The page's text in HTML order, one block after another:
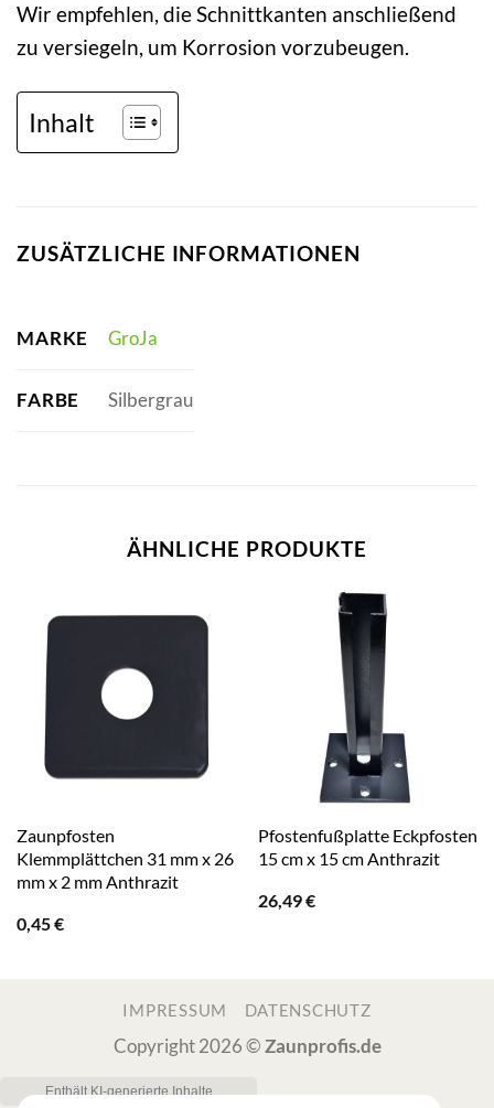
Wir empfehlen, die Schnittkanten anschließend
zu versiegeln, um Korrosion vorzubeugen.
Inhalt
ZUSÄTZLICHE INFORMATIONEN
MARKE GroJa
FARBE Silbergrau
ÄHNLICHE PRODUKTE
Zaunpfosten
Klemmplättchen 31 mm x 26
mm x 2 mm Anthrazit
0,45€
Pfostenfußplatte Eckpfosten
15 cm x 15 cm Anthrazit
26,49€
IMPRESSUM DATENSCHUTZ
Copyright 2026 ©Zaunprofis.de